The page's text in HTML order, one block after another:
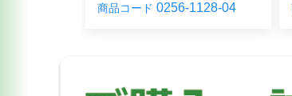
商品コード 0256-1128-04